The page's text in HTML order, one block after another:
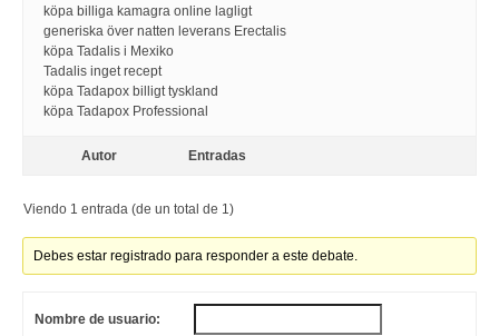
köpa billiga kamagra online lagligt
generiska över natten leverans Erectalis
köpa Tadalis i Mexiko
Tadalis inget recept
köpa Tadapox billigt tyskland
köpa Tadapox Professional
Autor Entradas
Viendo 1 entrada (de un total de 1)
Debes estar registrado para responder a este debate.
Nombre de usuario: